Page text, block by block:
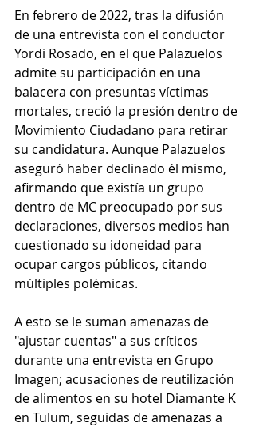
En febrero de 2022, tras la difusión
de una entrevista con el conductor
Yordi Rosado, en el que Palazuelos
admite su participación en una
balacera con presuntas víctimas
mortales, creció la presión dentro de
Movimiento Ciudadano para retirar
su candidatura. Aunque Palazuelos
aseguró haber declinado él mismo,
afirmando que existía un grupo
dentro de MC preocupado por sus
declaraciones, diversos medios han
cuestionado su idoneidad para
ocupar cargos públicos, citando
múltiples polémicas.
A esto se le suman amenazas de
"ajustar cuentas" a sus críticos
durante una entrevista en Grupo
Imagen; acusaciones de reutilización
de alimentos en su hotel Diamante K
en Tulum, seguidas de amenazas a